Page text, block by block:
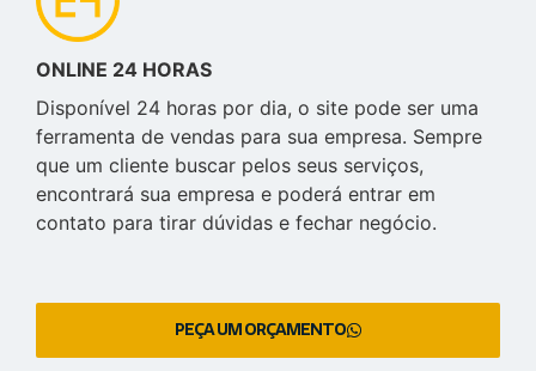
ONLINE 24 HORAS
Disponível 24 horas por dia, o site pode ser uma
ferramenta de vendas para sua empresa. Sempre
que um cliente buscar pelos seus serviços,
encontrará sua empresa e poderá entrar em
contato para tirar dúvidas e fechar negócio.
PEÇA UM ORÇAMENTO